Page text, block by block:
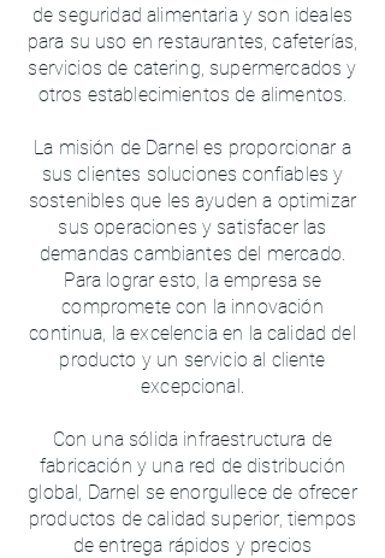
de seguridad alimentaria y son ideales
para su uso en restaurantes, cafeterías,
servicios de catering, supermercados y
otros establecimientos de alimentos.
La misión de Darnel es proporcionar a
sus clientes soluciones confiables y
sostenibles que les ayuden a optimizar
sus operaciones y satisfacer las
demandas cambiantes del mercado.
Para lograr esto, la empresa se
compromete con la innovación
continua, la excelencia en la calidad del
producto y un servicio al cliente
excepcional.
Con una sólida infraestructura de
fabricación y una red de distribución
global, Darnel se enorgullece de ofrecer
productos de calidad superior, tiempos
de entrega rápidos y precios